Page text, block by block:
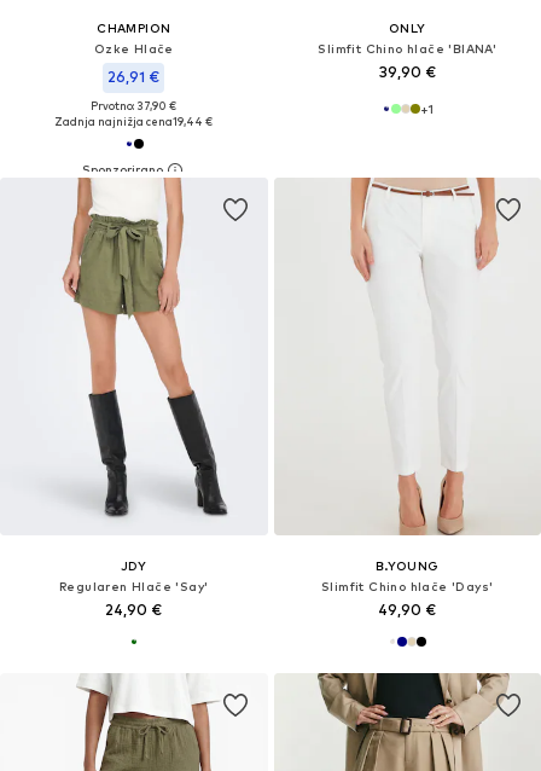
CHAMPION
Ozke Hlače
26,91 €
Prvotno: 37,90 €
Zadnja najnižja cena19,44 €
ONLY
Slimfit Chino hlače 'BIANA'
39,90 €
+1
JDY
Regularen Hlače 'Say'
24,90 €
B.YOUNG
Slimfit Chino hlače 'Days'
49,90 €